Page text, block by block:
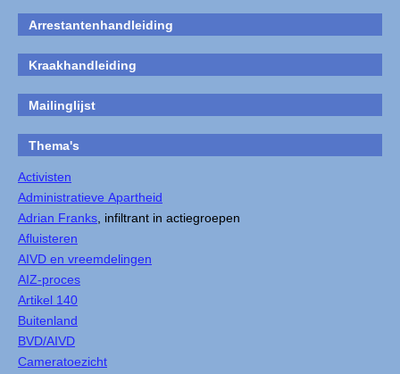
Arrestantenhandleiding
Kraakhandleiding
Mailinglijst
Thema's
Activisten
Administratieve Apartheid
Adrian Franks , infiltrant in actiegroepen
Afluisteren
AIVD en vreemdelingen
AIZ-proces
Artikel 140
Buitenland
BVD/AIVD
Cameratoezicht